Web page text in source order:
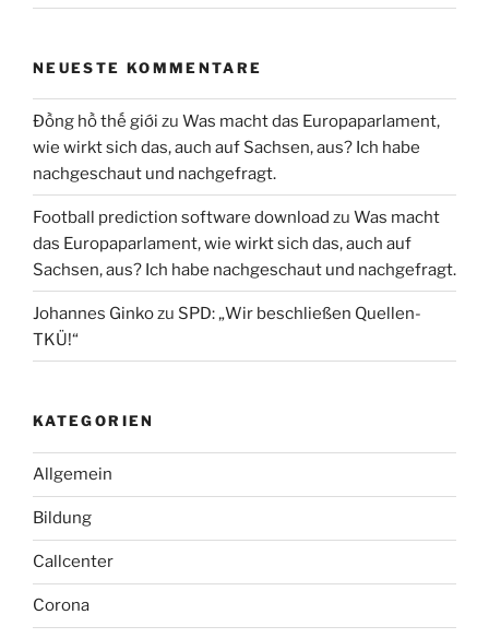
NEUESTE KOMMENTARE
Đồng hồ thế giới zu Was macht das Europaparlament,
wie wirkt sich das, auch auf Sachsen, aus? Ich habe
nachgeschaut und nachgefragt.
Football prediction software download zu Was macht
das Europaparlament, wie wirkt sich das, auch auf
Sachsen, aus? Ich habe nachgeschaut und nachgefragt.
Johannes Ginkozu SPD: „Wir beschließen Quellen-
TKÜ!“
KATEGORIEN
Allgemein
Bildung
Callcenter
Corona